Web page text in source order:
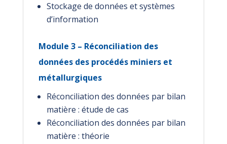
Stockage de données et systèmes
d’information
Module 3 – Réconciliation des
données des procédés miniers et
métallurgiques
Réconciliation des données par bilan
matière : étude de cas
Réconciliation des données par bilan
matière : théorie